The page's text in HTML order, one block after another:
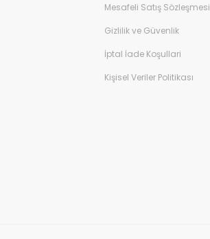
Mesafeli Satış Sözleşmesi
Gizlilik ve Güvenlik
İptal İade Koşullari
Kişisel Veriler Politikası